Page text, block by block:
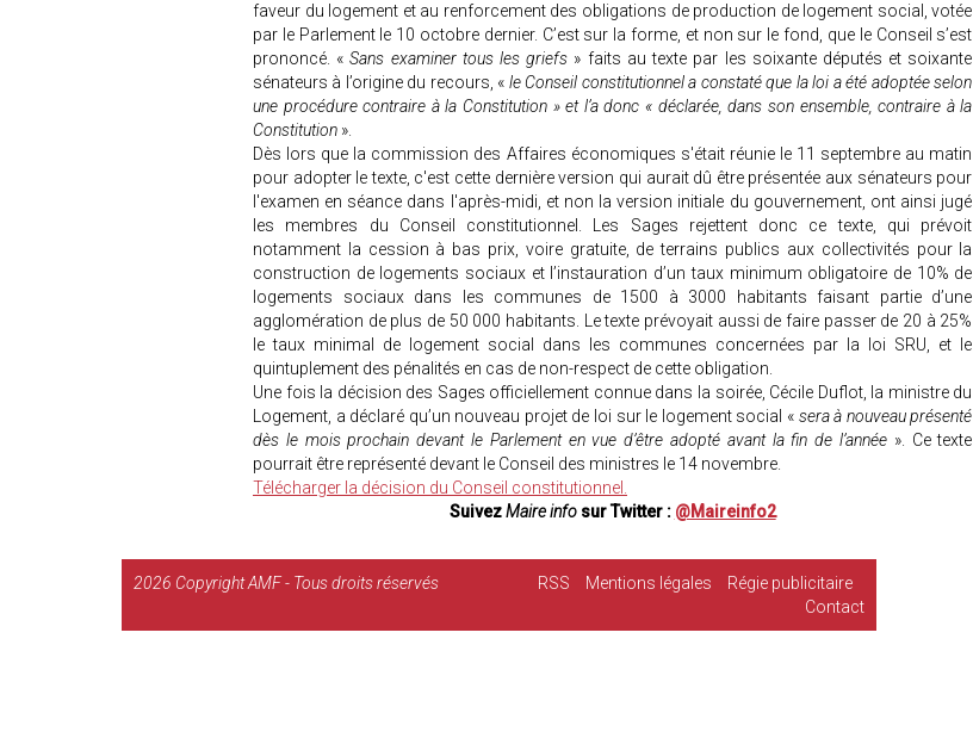
faveur du logement et au renforcement des obligations de production de logement social, votée
par le Parlement le 10 octobre dernier. C’est sur la forme, et non sur le fond, que le Conseil s’est
prononcé. «Sans examiner tous les griefs » faits au texte par les soixante députés et soixante
sénateurs à l’origine du recours, « le Conseil constitutionnel a constaté que la loi a été adoptée selon
une procédure contraire à la Constitution » et l’a donc « déclarée, dans son ensemble, contraire à la
Constitution ».
Dès lors que la commission des Affaires économiques s'était réunie le 11 septembre au matin
pour adopter le texte, c'est cette dernière version qui aurait dû être présentée aux sénateurs pour
l'examen en séance dans l'après-midi, et non la version initiale du gouvernement, ont ainsi jugé
les membres du Conseil constitutionnel. Les Sages rejettent donc ce texte, qui prévoit
notamment la cession à bas prix, voire gratuite, de terrains publics aux collectivités pour la
construction de logements sociaux et l’instauration d’un taux minimum obligatoire de 10% de
logements sociaux dans les communes de 1500 à 3000 habitants faisant partie d’une
agglomération de plus de 50 000 habitants. Le texte prévoyait aussi de faire passer de 20 à 25%
le taux minimal de logement social dans les communes concernées par la loi SRU, et le
quintuplement des pénalités en cas de non-respect de cette obligation.
Une fois la décision des Sages officiellement connue dans la soirée, Cécile Duflot, la ministre du
Logement, a déclaré qu’un nouveau projet de loi sur le logement social « sera à nouveau présenté
dès le mois prochain devant le Parlement en vue d’être adopté avant la fin de l’année ». Ce texte
pourrait être représenté devant le Conseil des ministres le 14 novembre.
Télécharger la décision du Conseil constitutionnel.
SuivezMaire infosur Twitter : @Maireinfo2
2026 Copyright AMF - Tous droits réservés RSS Mentions légales
Régie publicitaire
Contact